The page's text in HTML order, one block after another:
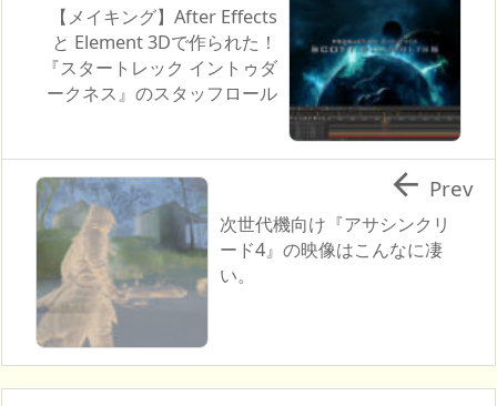
【メイキング】After Effects
と Element 3Dで作られた！
『スタートレック イントゥダ
ークネス』のスタッフロール
次世代機向け『アサシンクリ
ード4』の映像はこんなに凄
い。
 Prev